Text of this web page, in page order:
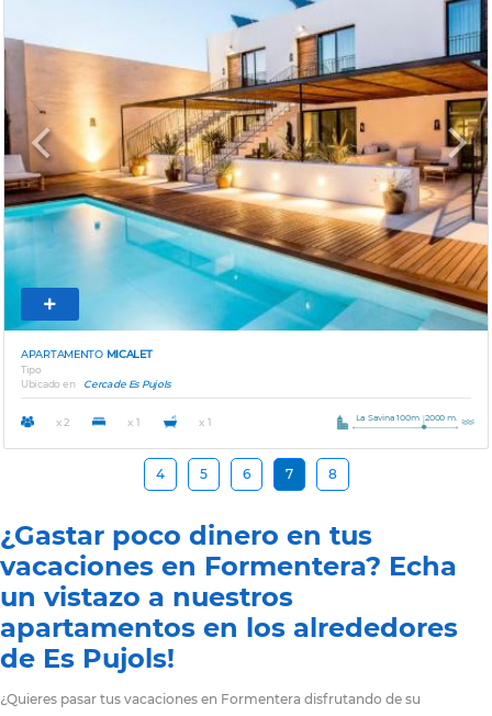
Previous Next
APARTAMENTO MICALET
Tipo
Ubicado en
Cerca de Es Pujols
x 2 x 1 x 1 La Savina 100m 2000 m.
4 5 6 7 8
¿Gastar poco dinero en tus
vacaciones en Formentera? Echa
un vistazo a nuestros
apartamentos en los alrededores
de Es Pujols!
¿Quieres pasar tus vacaciones en Formentera disfrutando de su